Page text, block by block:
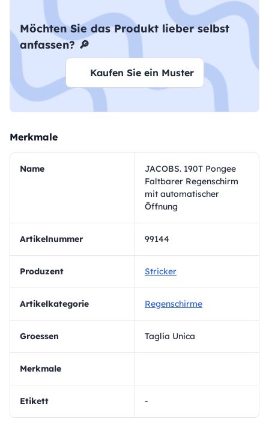
Möchten Sie das Produkt lieber selbst
anfassen? 🔎
Kaufen Sie ein Muster
Merkmale
Name
JACOBS. 190T Pongee
Faltbarer Regenschirm
mit automatischer
Öffnung
Artikelnummer 99144
Produzent Stricker
Artikelkategorie Regenschirme
Groessen Taglia Unica
Merkmale
Etikett -